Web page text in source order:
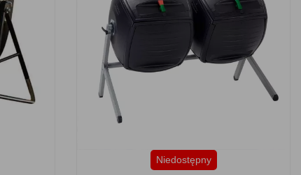
Niedostępny